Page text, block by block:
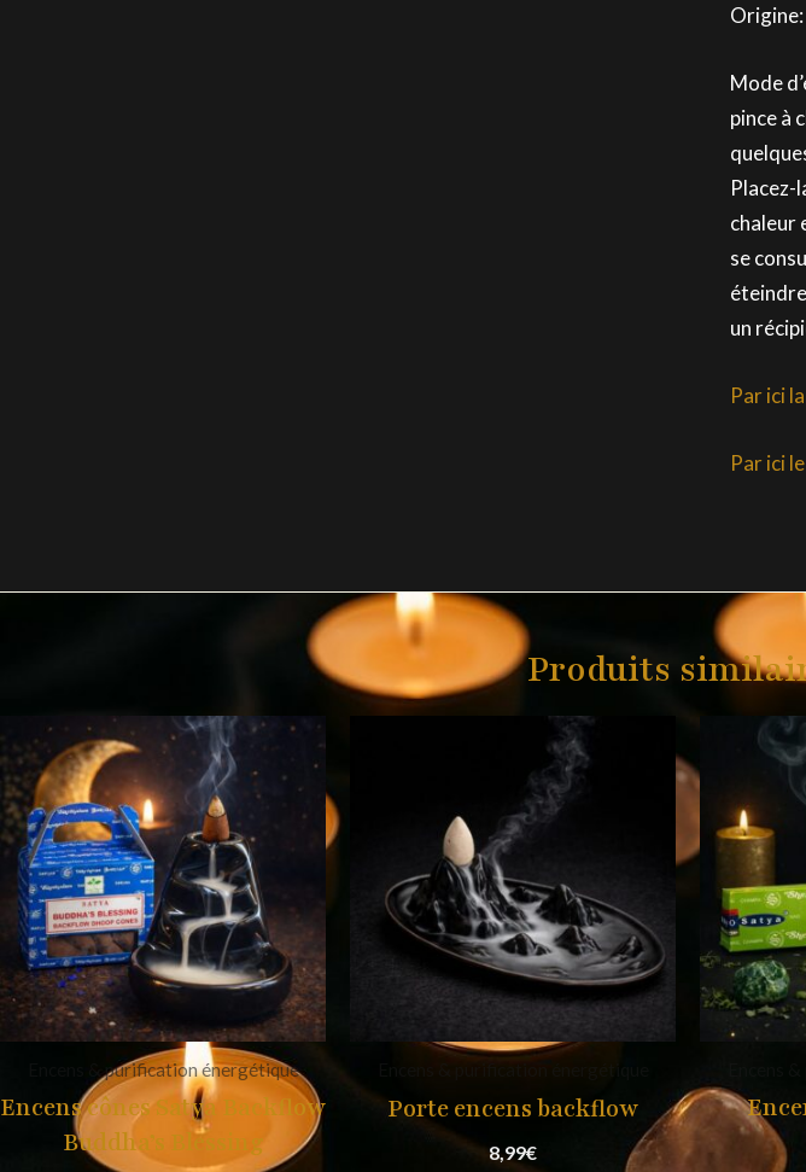
Origine:
Mode
pince à
Placez-
chaleur
se
un
Par ici
Par ici
Produits
Encens & purification énergétique
Encens cônes Satya Backflow
Buddha’s Blessing
Porte encens backflow
8,99€
Encens